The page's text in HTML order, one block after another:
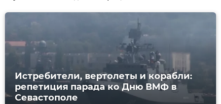
Истребители, вертолеты и корабли:
репетиция парада ко Дню ВМФ в
Севастополе